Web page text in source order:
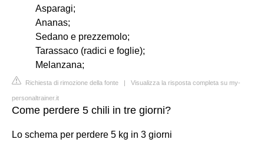
Asparagi;
Ananas;
Sedano e prezzemolo;
Tarassaco (radici e foglie);
Melanzana;
Richiesta di rimozione della fonte | Visualizza la risposta completa su my-
personaltrainer.it
Come perdere 5 chili in tre giorni?
Lo schema per perdere 5 kg in 3 giorni